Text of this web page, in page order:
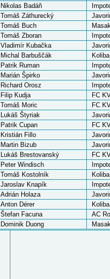
Nikolas Badáň
Tomáš Záthurecký
Tomáš Buch
Tomáš Zboran
Vladimír Kubačka
Michal Barbuščák
Patrik Ruman
Marián Špirko
Richard Orosz
Filip Kudja
FC
Tomáš Moric
FC
Lukáš Štyriak
Patrik Cupan
FC
Kristián Fillo
Martin Bizub
Lukáš Brestovanský
FC
Peter Windisch
Tomáš Kostolník
Jaroslav Knapík
Adrián Holaza
Anton Dérer
Štefan Facuna
AC
Dominik Duong